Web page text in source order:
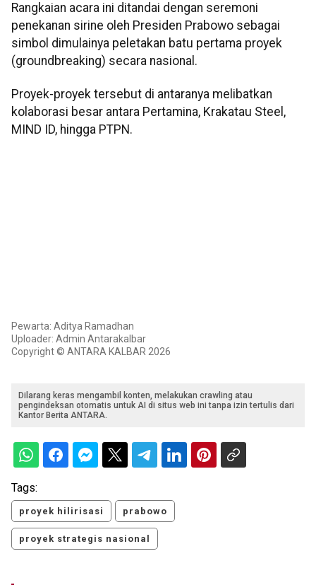
​Rangkaian acara ini ditandai dengan seremoni
penekanan sirine oleh Presiden Prabowo sebagai
simbol dimulainya peletakan batu pertama proyek
(groundbreaking) secara nasional.
Proyek-proyek tersebut di antaranya melibatkan
kolaborasi besar antara Pertamina, Krakatau Steel,
MIND ID, hingga PTPN.
Pewarta: Aditya Ramadhan
Uploader: Admin Antarakalbar
Copyright © ANTARA KALBAR 2026
Dilarang keras mengambil konten, melakukan crawling atau
pengindeksan otomatis untuk AI di situs web ini tanpa izin tertulis dari
Kantor Berita ANTARA.
Tags:
proyek hilirisasi prabowo
proyek strategis nasional